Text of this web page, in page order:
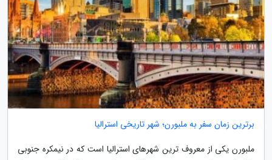
برترین زمان سفر به ملبورن؛ شهر تاریخی استرالیا
ملبورن یکی از معروف ترین شهرهای استرالیا است که در نیمکره جنوبی